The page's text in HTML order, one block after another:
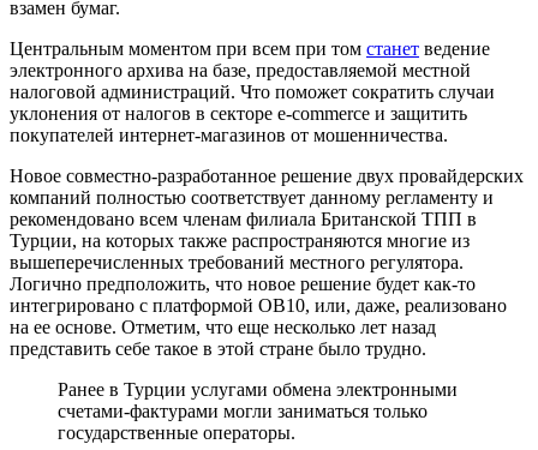
взамен бумаг.
Центральным моментом при всем при том станет ведение
электронного архива на базе, предоставляемой местной
налоговой администраций. Что поможет сократить случаи
уклонения от налогов в секторе e-commerce и защитить
покупателей интернет-магазинов от мошенничества.
Новое совместно-разработанное решение двух провайдерских
компаний полностью соответствует данному регламенту и
рекомендовано всем членам филиала Британской ТПП в
Турции, на которых также распространяются многие из
вышеперечисленных требований местного регулятора.
Логично предположить, что новое решение будет как-то
интегрировано с платформой OB10, или, даже, реализовано
на ее основе. Отметим, что еще несколько лет назад
представить себе такое в этой стране было трудно.
Ранее в Турции услугами обмена электронными
счетами-фактурами могли заниматься только
государственные операторы.